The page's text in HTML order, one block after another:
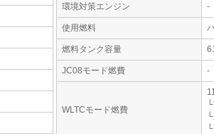
環境対策エンジン -
使用燃料
燃料タンク容量
JC08モード燃費 -
WLTCモード燃費